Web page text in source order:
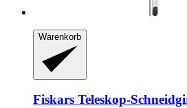
Warenkorb
Fiskars Teleskop-​